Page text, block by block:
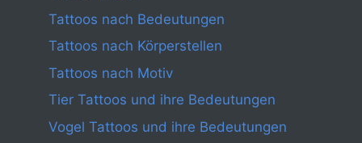
Tattoos nach Bedeutungen
Tattoos nach Körperstellen
Tattoos nach Motiv
Tier Tattoos und ihre Bedeutungen
Vogel Tattoos und ihre Bedeutungen